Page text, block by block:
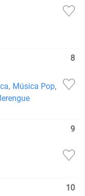
8
, Música Pop,
9
10